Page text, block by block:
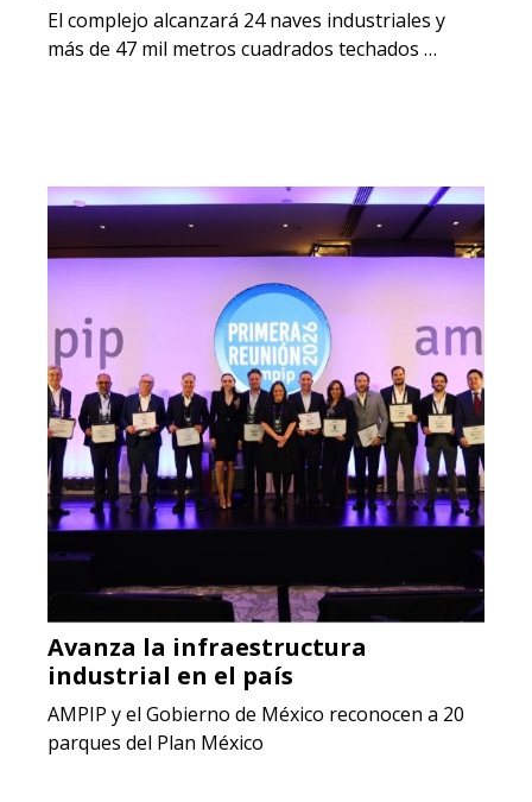
El complejo alcanzará 24 naves industriales y
más de 47 mil metros cuadrados techados …
Avanza la infraestructura
industrial en el país
AMPIP y el Gobierno de México reconocen a 20
parques del Plan México